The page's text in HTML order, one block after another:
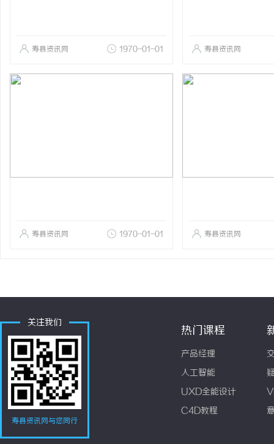
寿县资讯网 1970-01-01 寿县资讯网
寿县资讯网 1970-01-01 寿县资讯网
关注我们
寿县资讯网与您同行
热门课程
产品经理
人工智能
UXD全能设计
C4D教程